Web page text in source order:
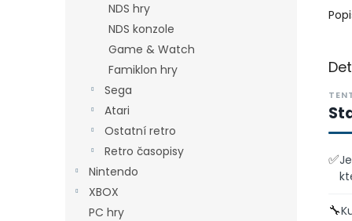
NDS hry
NDS konzole
Game & Watch
Famiklon hry
Sega
Atari
Ostatní retro
Retro časopisy
Nintendo
XBOX
PC hry
✅
🔧